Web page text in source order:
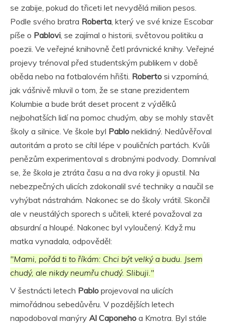
se zabije, pokud do třiceti let nevydělá milion pesos.
Podle svého bratra Roberta, který ve své knize Escobar
píše o Pablovi, se zajímal o historii, světovou politiku a
poezii. Ve veřejné knihovně četl právnické knihy. Veřejné
projevy trénoval před studentským publikem v době
oběda nebo na fotbalovém hřišti. Roberto si vzpomíná,
jak vášnivě mluvil o tom, že se stane prezidentem
Kolumbie a bude brát deset procent z výdělků
nejbohatších lidí na pomoc chudým, aby se mohly stavět
školy a silnice. Ve škole byl Pablo neklidný. Nedůvěřoval
autoritám a proto se cítil lépe v pouličních partách. Kvůli
penězům experimentoval s drobnými podvody. Domníval
se, že škola je ztráta času a na dva roky ji opustil. Na
nebezpečných ulicích zdokonalil své techniky a naučil se
vyhýbat nástrahám. Nakonec se do školy vrátil. Skončil
ale v neustálých sporech s učiteli, které považoval za
absurdní a hloupé. Nakonec byl vyloučený. Když mu
matka vynadala, odpověděl:
"Mami, pořád ti to říkám: Chci být velký a budu. Jsem
chudý, ale nikdy neumřu chudý. Slibuji."
V šestnácti letech Pablo projevoval na ulicích
mimořádnou sebedůvěru. V pozdějších letech
napodoboval manýry Al Caponeho a Kmotra. Byl stále